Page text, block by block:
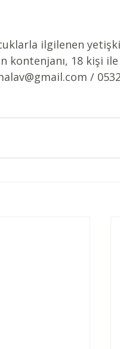
ilgilenen
18 kişi ile
/